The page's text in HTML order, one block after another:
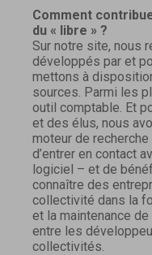
Comment
du « libre » ?
Sur notre site, nous
développés par et
mettons à
sources. Parmi les
outil comptable. Et
et des élus, nous
moteur de
d’entrer en contact
logiciel – et de
connaître des
collectivité dans la
et la maintenance
entre les
collectivités.